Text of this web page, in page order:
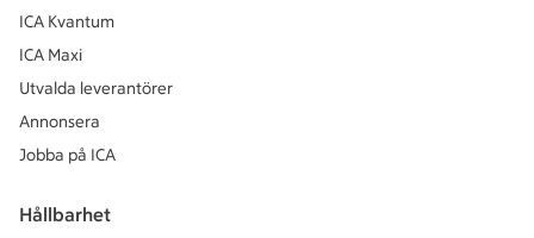
ICA Kvantum
ICA Maxi
Utvalda leverantörer
Annonsera
Jobba på ICA
Hållbarhet